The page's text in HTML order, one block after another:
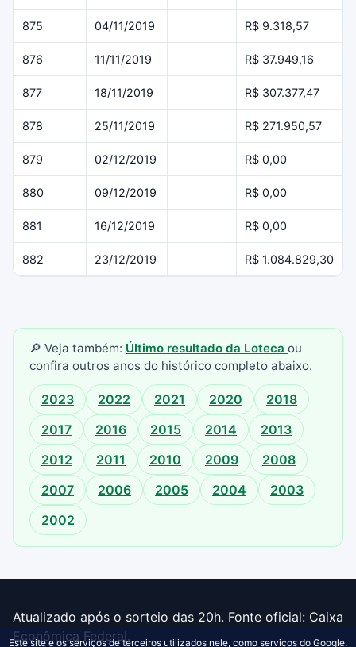
875 04/11/2019 R$ 9.318,57
876 11/11/2019 R$ 37.949,16
877 18/11/2019 R$ 307.377,47
878 25/11/2019 R$ 271.950,57
879 02/12/2019 R$ 0,00
880 09/12/2019 R$ 0,00
881 16/12/2019 R$ 0,00
882 23/12/2019 R$ 1.084.829,30
🔎 Veja também: Último resultado da Loteca ou
confira outros anos do histórico completo abaixo.
2023 2022 2021 2020
2018
2017
2016 2015 2014
2013
2012
2011 2010 2009
2008
2007
2006 2005 2004
2003
2002
Atualizado após o sorteio das 20h. Fonte oficial: Caixa
Econômica Federal.
Este site e os serviços de terceiros utilizados nele, como serviços do Google,